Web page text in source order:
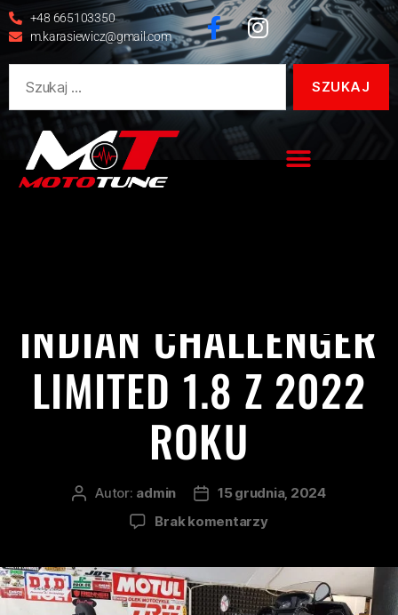
+48 665103350
m.karasiewicz@gmail.com
INDIAN CHALLENGER
LIMITED 1.8 Z 2022
ROKU
Autor: admin
15 grudnia, 2024
Brak komentarzy